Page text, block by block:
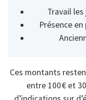
Travail
Présence
Ces montants
entre 100 € et